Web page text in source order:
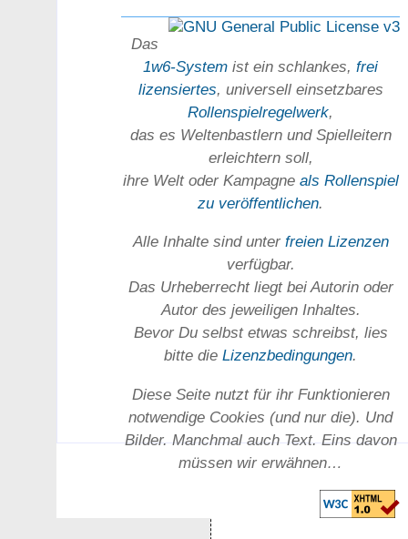
Das
1w6-System ist ein schlankes,frei
lizensiertes, universell einsetz­bares
Rollen­spielregel­werk,
das es Welten­bastlern und Spiel­leitern
erleichtern soll,
ihre Welt oder Kam­pagne als Rollenspiel
zu ver­öffent­lichen.
Alle Inhalte sind unter freien Lizenzen
verfügbar.
Das Urheber­recht liegt bei Autorin oder
Autor des jeweiligen In­haltes.
Bevor Du selbst etwas schreibst, lies
bitte dieLizenz­bedingungen.
Diese Seite nutzt für ihr Funktionieren
notwendige Cookies (und nur die). Und
Bilder. Manchmal auch Text. Eins davon
müssen wir erwähnen…